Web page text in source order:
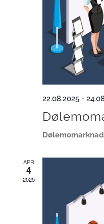
22.08.2025 -
APR
4
2025